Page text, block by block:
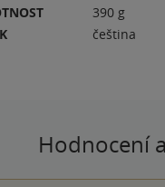
390 g
čeština
Hodnocení